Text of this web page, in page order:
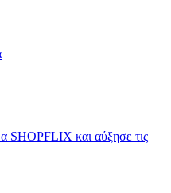
SHOPFLIX και αύξησε τις